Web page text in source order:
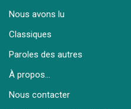
Nous avons lu
Classiques
Paroles des autres
À propos…
Nous contacter